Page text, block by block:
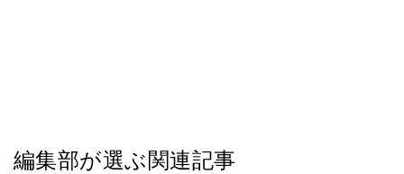
編集部が選ぶ関連記事